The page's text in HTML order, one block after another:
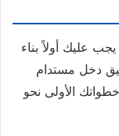
يجب عليك أولاً بناء
دخل مستدام
الأولى نحو